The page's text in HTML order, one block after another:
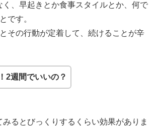
く、早起きとか食事スタイルとか、何で
です。
その行動が定着して、続けることが辛
2週間でいいの？
るとびっくりするくらい効果がありま